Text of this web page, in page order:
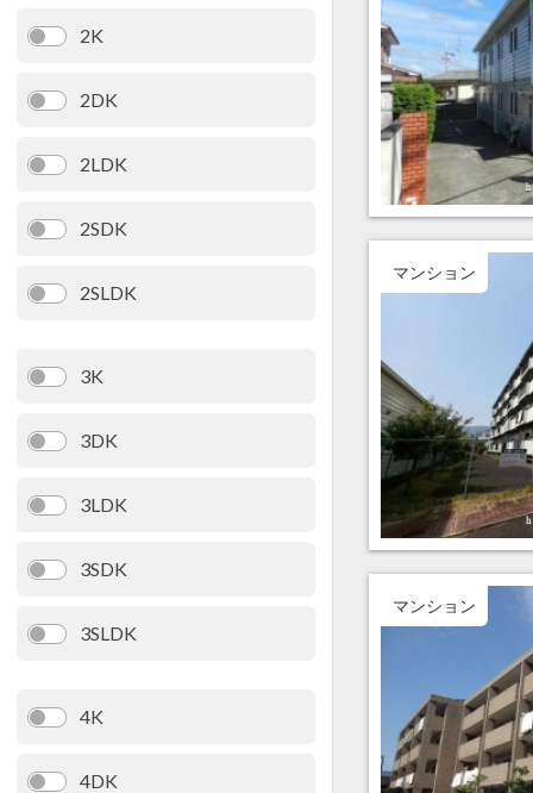
2K
2DK
2LDK
2SDK
2SLDK
3K
3DK
3LDK
3SDK
3SLDK
4K
4DK
マンション
マンション